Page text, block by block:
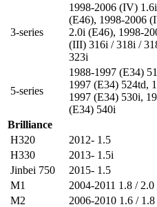
3-series
1998-2006 (IV)
(E46), 1998-2006
2.0i (E46), 1998-
(III) 316i / 318i /
323i
5-series
1988-1997 (E34)
1997 (E34) 524td,
1997 (E34) 530i,
(E34) 540i
Brilliance
H320
2012- 1.5
H330
2013- 1.5i
Jinbei 750
2015- 1.5
M1
2004-2011 1.8 / 2.0
M2
2006-2010 1.6 / 1.8